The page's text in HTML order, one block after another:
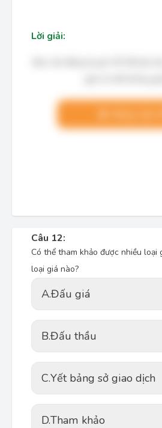
Lời giải:
Câu 12:
Có thể tham khảo được nhiều loại
loại giá nào?
A.Đấu giá
B.Đấu thầu
C.Yết bảng sở giao dịch
D.Tham khảo